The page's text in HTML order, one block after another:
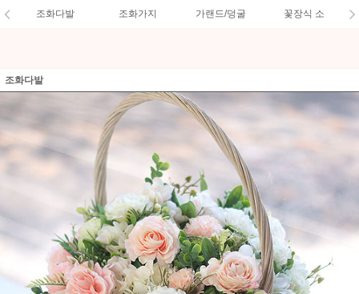
조화다발 조화가지 가랜드/덩굴 꽃장식 소
조화다발